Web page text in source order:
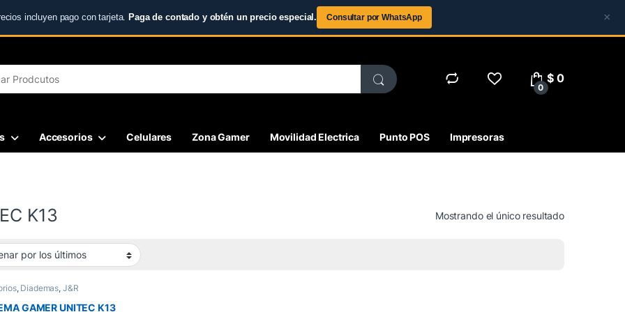
incluyen pago con tarjeta. Paga de contado y obtén un precio especial. Consultar por WhatsApp ×
0
$ 0
Accesorios Celulares Zona Gamer Movilidad Electrica Punto POS Impresoras
K13 Mostrando el único resultado
, Diademas, J&R
GAMER UNITEC K13